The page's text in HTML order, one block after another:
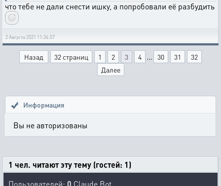
что тебе не дали снести ишку, а попробовали её разбудить
2 Августа 2021 11:34:57
Назад 32 страниц 1 2 3 4 ... 30 31
32
Далее
Информация
Вы не авторизованы
1 чел. читают эту тему (гостей: 1)
Пользователей: 0 Claude Bot